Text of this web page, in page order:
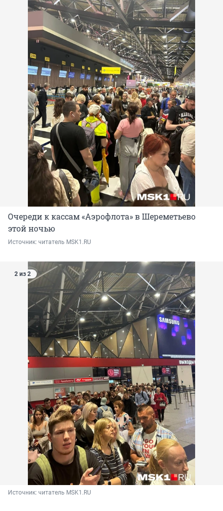
Очереди к кассам «Аэрофлота» в Шереметьево
этой ночью
Источник: читатель MSK1.RU
2 из 2
Источник: читатель MSK1.RU